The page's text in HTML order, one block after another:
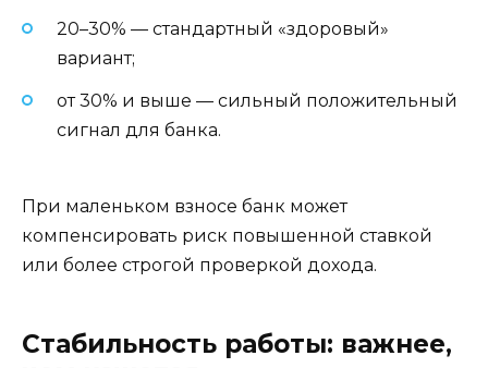
20–30% — стандартный «здоровый»
вариант;
от 30% и выше — сильный положительный
сигнал для банка.
При маленьком взносе банк может
компенсировать риск повышенной ставкой
или более строгой проверкой дохода.
Стабильность работы: важнее,